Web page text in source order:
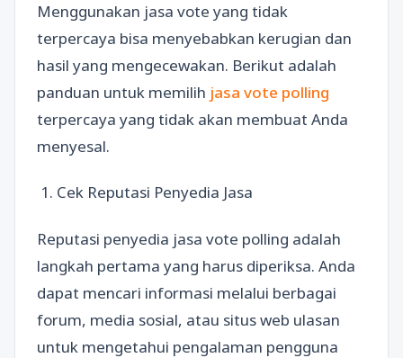
Menggunakan jasa vote yang tidak
terpercaya bisa menyebabkan kerugian dan
hasil yang mengecewakan. Berikut adalah
panduan untuk memilih jasa vote polling
terpercaya yang tidak akan membuat Anda
menyesal.
1. Cek Reputasi Penyedia Jasa
Reputasi penyedia jasa vote polling adalah
langkah pertama yang harus diperiksa. Anda
dapat mencari informasi melalui berbagai
forum, media sosial, atau situs web ulasan
untuk mengetahui pengalaman pengguna